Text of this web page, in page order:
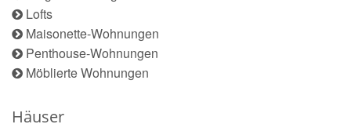
Lofts
Maisonette-Wohnungen
Penthouse-Wohnungen
Möblierte Wohnungen
Häuser